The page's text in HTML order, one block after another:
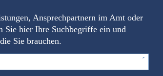
Ansprechpartnern im Amt oder
Sie hier Ihre Suchbegriffe ein und
Sie brauchen.